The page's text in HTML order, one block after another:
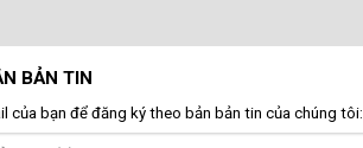
BẢN TIN
của bạn để đăng ký theo bản bản tin của chúng tôi: